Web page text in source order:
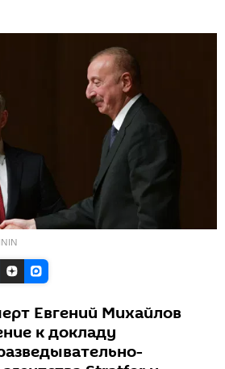
Евгений Михайлов
к докладу